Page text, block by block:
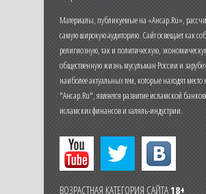
Материалы, публикуемые на «Ансар.Ru»,
самую широкую аудиторию. Сайт освещает как
религиозную, так и политическую,
общественную жизнь мусульман России и
наиболее актуальных тем, которые находят место
"Ансар.Ru", является развитие исламской
исламских финансов и халяль-индустрии.
ВОЗРАСТНАЯ КАТЕГОРИЯ САЙТА18+